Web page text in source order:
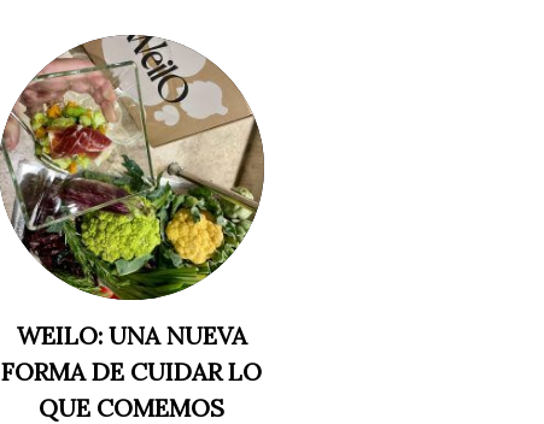
WEILO: UNA NUEVA
FORMA DE CUIDAR LO
QUE COMEMOS